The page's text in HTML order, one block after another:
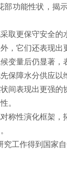
功能性状，揭
更保守安全的
，它们还表现
量后仍显著，
障水分供应以
间表现出更强
。
性演化框架，
究工作得到国家